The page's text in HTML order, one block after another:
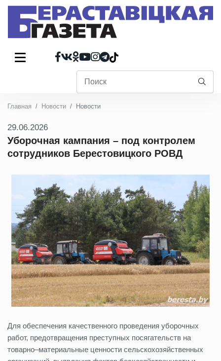
Главная Новости Новости
29.06.2026
Уборочная кампания – под контролем
сотрудников Берестовицкого РОВД
Для обеспечения качественного проведения уборочных
работ, предотвращения преступных посягательств на
товарно–материальные ценности сельскохозяйственных